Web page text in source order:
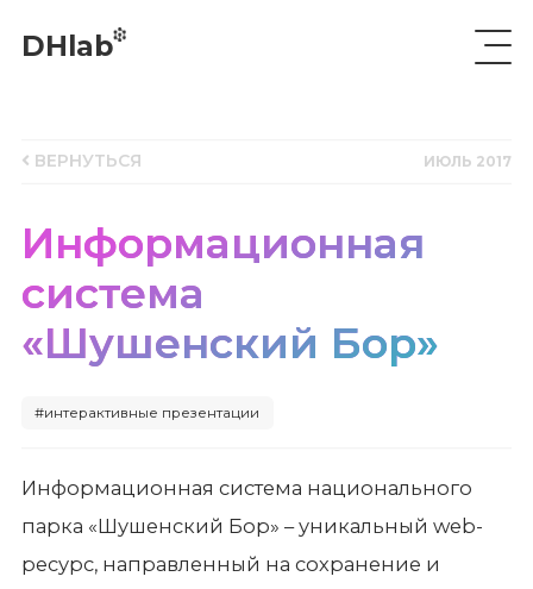
DHlab
ВЕРНУТЬСЯ ИЮЛЬ 2017
Информационная
система
«Шушенский Бор»
#интерактивные презентации
Информационная система национального
парка «Шушенский Бор» – уникальный web-
ресурс, направленный на сохранение и